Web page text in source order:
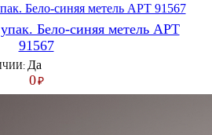
Бело-синяя метель АРТ
91567
Да
0₽